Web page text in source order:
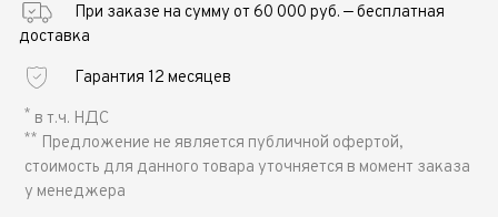
При заказе на сумму от 60 000 руб. — бесплатная
доставка
Гарантия 12 месяцев
* в т.ч. НДС
** Предложение не является публичной офертой,
стоимость для данного товара уточняется в момент заказа
у менеджера